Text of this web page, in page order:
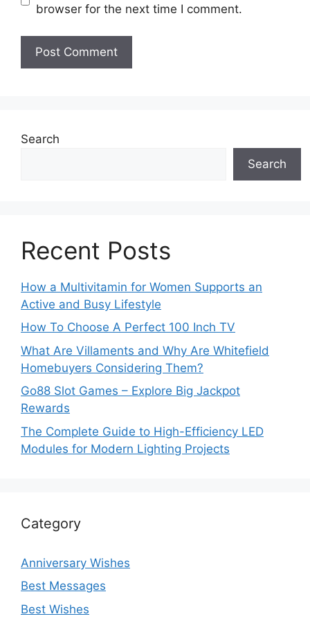
browser for the next time I comment.
Search
Search
Recent Posts
How a Multivitamin for Women Supports an
Active and Busy Lifestyle
How To Choose A Perfect 100 Inch TV
What Are Villaments and Why Are Whitefield
Homebuyers Considering Them?
Go88 Slot Games – Explore Big Jackpot
Rewards
The Complete Guide to High-Efficiency LED
Modules for Modern Lighting Projects
Category
Anniversary Wishes
Best Messages
Best Wishes